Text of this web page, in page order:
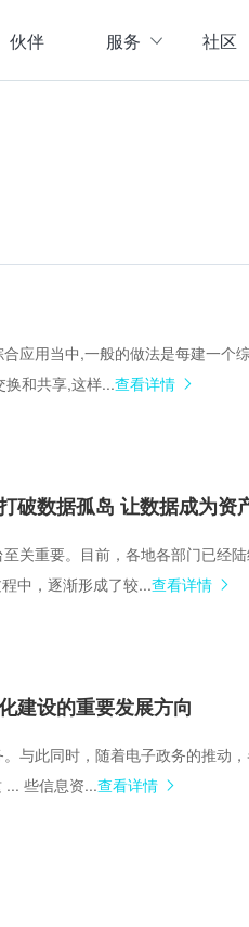
，支撑实时决
理清数据
集中统一
营效率
以元
指标
数据
集数
仓湖
涵盖
伙伴 服务 社区
应用当中,一般的做法是每建一个
换和共享,这样...查看详情
破数据孤岛 让数据成为资
关重要。目前，各地各部门已经
中，逐渐形成了较...查看详情
建设的重要发展方向
与此同时，随着电子政务的推动
... 些信息资...查看详情